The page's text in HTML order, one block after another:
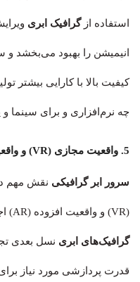
استفاده ازگرافیک ابری
انیمیشن را بهبود می‌بخشد و
کیفیت بالا با کارایی بیشتر
چه نرم‌افزاری و برای سینما و
5. واقعیت مجازی (VR) و واقعیت افزوده (AR):
سرور ابر گرافیکی نقش مهم
(VR) و واقعیت افزوده (AR) اجرا می‌نماید. در آینده نزدیک
گرافیک‌های ابری
قدرت پردازشی مورد نیاز